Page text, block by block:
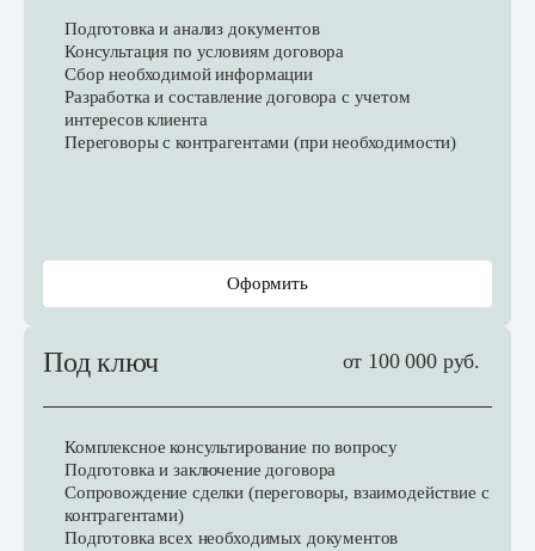
Подготовка и анализ документов
Консультация по условиям договора
Сбор необходимой информации
Разработка и составление договора с учетом
интересов клиента
Переговоры с контрагентами (при необходимости)
Оформить
Под ключ от 100 000 руб.
Комплексное консультирование по вопросу
Подготовка и заключение договора
Сопровождение сделки (переговоры, взаимодействие с
контрагентами)
Подготовка всех необходимых документов